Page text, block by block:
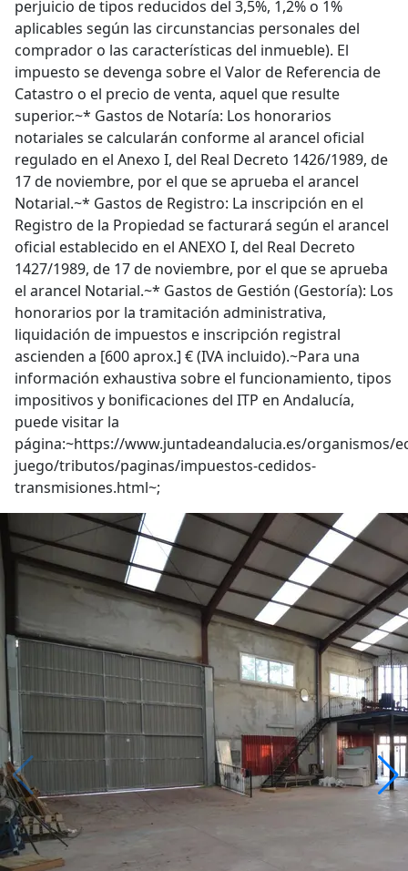
perjuicio de tipos reducidos del 3,5%, 1,2% o 1%
aplicables según las circunstancias personales del
comprador o las características del inmueble). El
impuesto se devenga sobre el Valor de Referencia de
Catastro o el precio de venta, aquel que resulte
superior.~* Gastos de Notaría: Los honorarios
notariales se calcularán conforme al arancel oficial
regulado en el Anexo I, del Real Decreto 1426/1989, de
17 de noviembre, por el que se aprueba el arancel
Notarial.~* Gastos de Registro: La inscripción en el
Registro de la Propiedad se facturará según el arancel
oficial establecido en el ANEXO I, del Real Decreto
1427/1989, de 17 de noviembre, por el que se aprueba
el arancel Notarial.~* Gastos de Gestión (Gestoría): Los
honorarios por la tramitación administrativa,
liquidación de impuestos e inscripción registral
ascienden a [600 aprox.] € (IVA incluido).~Para una
información exhaustiva sobre el funcionamiento, tipos
impositivos y bonificaciones del ITP en Andalucía,
puede visitar la
página:~https://www.juntadeandalucia.es/
juego/tributos/paginas/impuestos-cedidos-
transmisiones.html~;